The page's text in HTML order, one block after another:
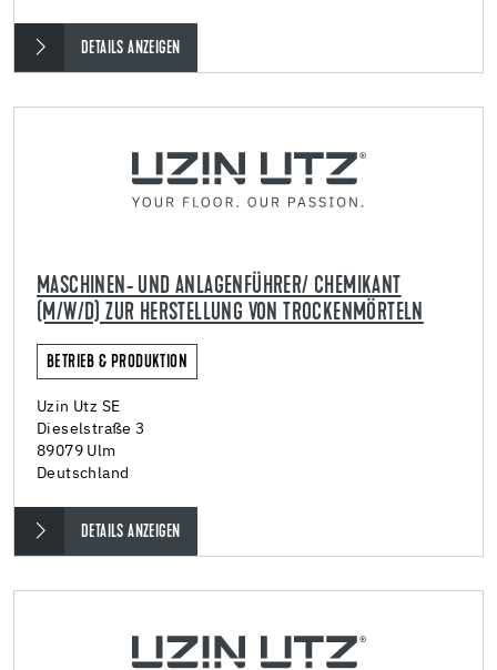
DETAILS ANZEIGEN
MASCHINEN- UND ANLAGENFÜHRER/ CHEMIKANT
(M/W/D) ZUR HERSTELLUNG VON TROCKENMÖRTELN
BETRIEB & PRODUKTION
Uzin Utz SE
Dieselstraße 3
89079 Ulm
Deutschland
DETAILS ANZEIGEN